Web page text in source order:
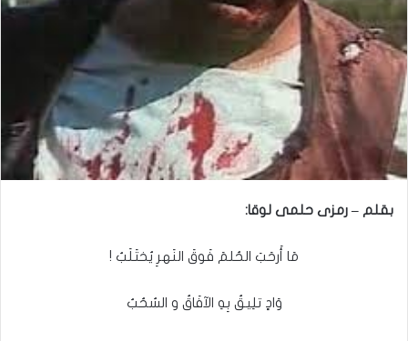
بقلم – رمزى حلمى لوقا:
مَا أَرحَبَ الحُلمَ فَوقَ النَهرِ يُختَلَبُ !
وَادٍ تلِيقُ بِهِ الآفَاقُ و السُحُبُ